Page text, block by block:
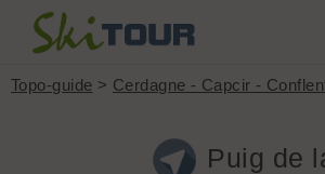
Topo-guide > Cerdagne - Capcir -
Puig de